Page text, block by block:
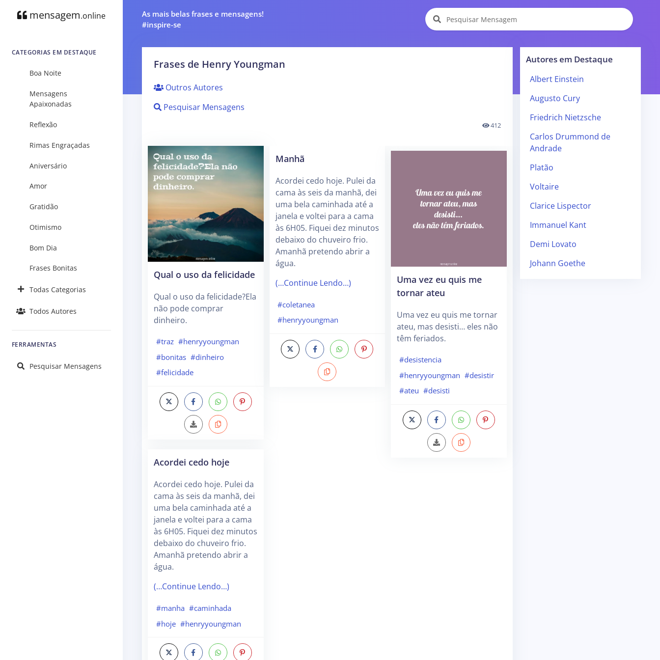
mensagem.online
CATEGORIAS EM DESTAQUE
Boa Noite
Mensagens
Apaixonadas
Reflexão
Rimas Engraçadas
Aniversário
Amor
Gratidão
Otimismo
Bom Dia
Frases Bonitas
Todas Categorias
Todos Autores
FERRAMENTAS
Pesquisar Mensagens
As mais belas frases e mensagens!
#inspire-se
Frases de Henry Youngman
Outros Autores
Pesquisar Mensagens
412
Qual o uso da felicidade
Qual o uso da felicidade?Ela
não pode comprar
dinheiro.
#traz #henryyoungman
#bonitas #dinheiro
#felicidade
Acordei cedo hoje
Acordei cedo hoje. Pulei da
cama às seis da manhã, dei
uma bela caminhada até a
janela e voltei para a cama
às 6H05. Fiquei dez minutos
debaixo do chuveiro frio.
Amanhã pretendo abrir a
água.
(…Continue Lendo…)
#manha #caminhada
#hoje #henryyoungman
Manhã
Acordei cedo hoje. Pulei da
cama às seis da manhã, dei
uma bela caminhada até a
janela e voltei para a cama
às 6H05. Fiquei dez minutos
debaixo do chuveiro frio.
Amanhã pretendo abrir a
água.
(…Continue Lendo…)
#coletanea
#henryyoungman
Uma vez eu quis me
tornar ateu
Uma vez eu quis me tornar
ateu, mas desisti… eles não
têm feriados.
#desistencia
#henryyoungman #desistir
#ateu #desisti
Autores em Destaque
Albert Einstein
Augusto Cury
Friedrich Nietzsche
Carlos Drummond de
Andrade
Platão
Voltaire
Clarice Lispector
Immanuel Kant
Demi Lovato
Johann Goethe